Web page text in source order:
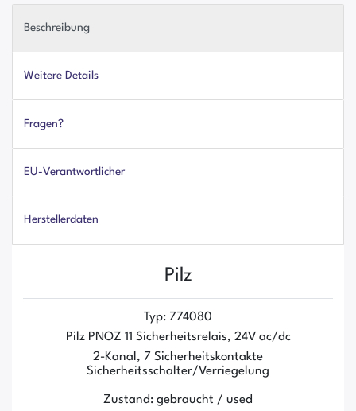
Beschreibung
Weitere Details
Fragen?
EU-Verantwortlicher
Herstellerdaten
Pilz
Typ: 774080
Pilz PNOZ 11 Sicherheitsrelais, 24V ac/dc
2-Kanal, 7 Sicherheitskontakte
Sicherheitsschalter/Verriegelung
Zustand: gebraucht / used